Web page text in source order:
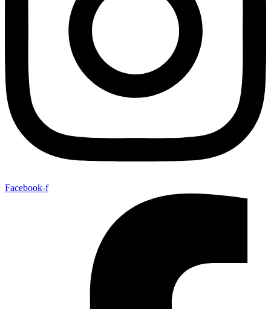
Facebook-f